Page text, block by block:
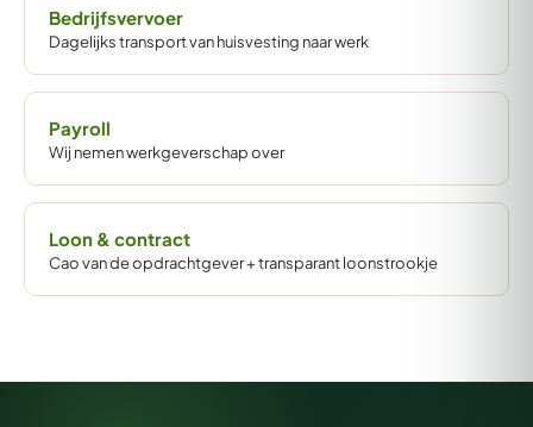
Bedrijfsvervoer
Dagelijks transport van huisvesting naar werk
Payroll
Wij nemen werkgeverschap over
Loon & contract
Cao van de opdrachtgever + transparant loonstrookje